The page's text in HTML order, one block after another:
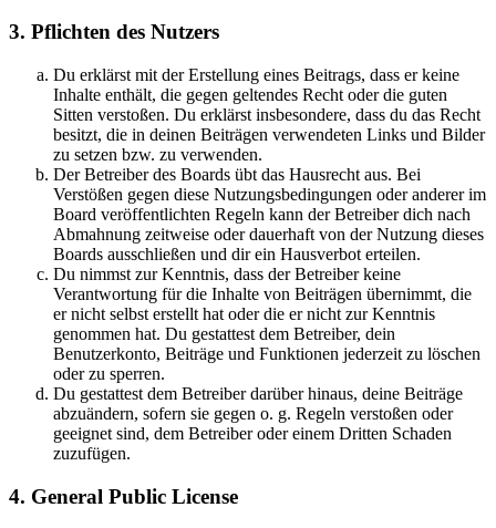
3. Pflichten des Nutzers
Du erklärst mit der Erstellung eines Beitrags, dass er keine
Inhalte enthält, die gegen geltendes Recht oder die guten
Sitten verstoßen. Du erklärst insbesondere, dass du das Recht
besitzt, die in deinen Beiträgen verwendeten Links und Bilder
zu setzen bzw. zu verwenden.
Der Betreiber des Boards übt das Hausrecht aus. Bei
Verstößen gegen diese Nutzungsbedingungen oder anderer im
Board veröffentlichten Regeln kann der Betreiber dich nach
Abmahnung zeitweise oder dauerhaft von der Nutzung dieses
Boards ausschließen und dir ein Hausverbot erteilen.
Du nimmst zur Kenntnis, dass der Betreiber keine
Verantwortung für die Inhalte von Beiträgen übernimmt, die
er nicht selbst erstellt hat oder die er nicht zur Kenntnis
genommen hat. Du gestattest dem Betreiber, dein
Benutzerkonto, Beiträge und Funktionen jederzeit zu löschen
oder zu sperren.
Du gestattest dem Betreiber darüber hinaus, deine Beiträge
abzuändern, sofern sie gegen o. g. Regeln verstoßen oder
geeignet sind, dem Betreiber oder einem Dritten Schaden
zuzufügen.
4. General Public License